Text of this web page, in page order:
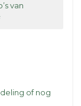
van
of nog